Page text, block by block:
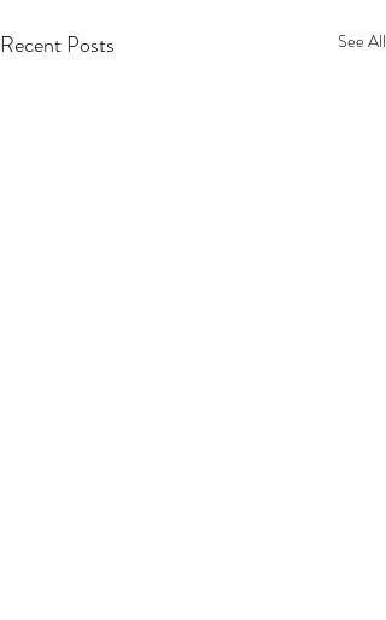
Recent Posts See All